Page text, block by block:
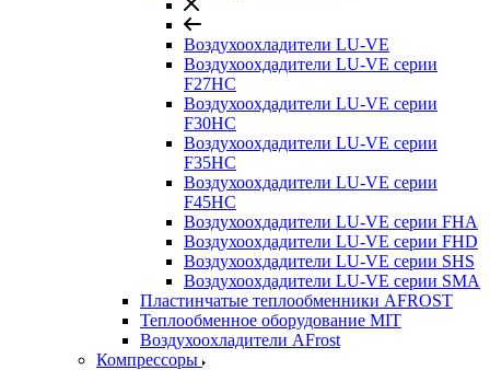
Воздухоохладители LU-VE
Воздухоохдадители LU-VE серии
F27HC
Воздухоохдадители LU-VE серии
F30HC
Воздухоохдадители LU-VE серии
F35HC
Воздухоохдадители LU-VE серии
F45HC
Воздухоохдадители LU-VE серии FHA
Воздухоохдадители LU-VE серии FHD
Воздухоохдадители LU-VE серии SHS
Воздухоохдадители LU-VE серии SMA
Пластинчатые теплообменники AFROST
Теплообменное оборудование MIT
Воздухоохладители AFrost
Компрессоры